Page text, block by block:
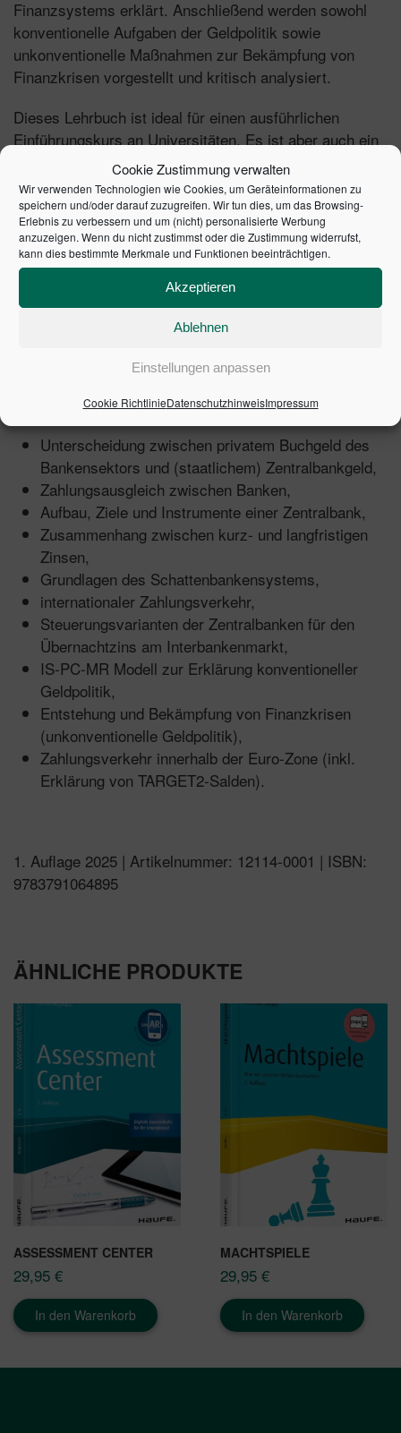
Cookie Zustimmung verwalten
Wir verwenden Technologien wie Cookies, um Geräteinformationen zu
speichern und/oder darauf zuzugreifen. Wir tun dies, um das Browsing-
Erlebnis zu verbessern und um (nicht) personalisierte Werbung
anzuzeigen. Wenn du nicht zustimmst oder die Zustimmung widerrufst,
kann dies bestimmte Merkmale und Funktionen beeinträchtigen.
Akzeptieren
Ablehnen
Einstellungen anpassen
Cookie RichtlinieDatenschutzhinweisImpressum
Finanzsystems erklärt. Anschließend werden sowohl
konventionelle Aufgaben der Geldpolitik sowie
unkonventionelle Maßnahmen zur Bekämpfung von
Finanzkrisen vorgestellt und kritisch analysiert.
Dieses Lehrbuch ist ideal für einen ausführlichen
Einführungskurs an Universitäten. Es ist aber auch ein
wertvolles Hilfsmittel für Fachleute aus dem
Finanzsektor oder dem öffentlichen Sektor, die ihr
Verständnis von Geldbeziehungen vertiefen möchten.
Durch zahlreiche Bezüge zu aktuellen Ereignissen wird
die Theorie greifbar und lebensnah dargestellt. So hilft
das Buch, die Lücke zwischen akademischer Theorie
und praktischer Anwendung zu schließen. Auf der
Homepage des Autors sind ergänzende
Die Themen:
Unterscheidung zwischen privatem Buchgeld des
Bankensektors und (staatlichem) Zentralbankgeld,
Zahlungsausgleich zwischen Banken,
Aufbau, Ziele und Instrumente einer Zentralbank,
Zusammenhang zwischen kurz- und langfristigen
Zinsen,
Grundlagen des Schattenbankensystems,
internationaler Zahlungsverkehr,
Steuerungsvarianten der Zentralbanken für den
Übernachtzins am Interbankenmarkt,
IS-PC-MR Modell zur Erklärung konventioneller
Geldpolitik,
Entstehung und Bekämpfung von Finanzkrisen
(unkonventionelle Geldpolitik),
Zahlungsverkehr innerhalb der Euro-Zone (inkl.
Erklärung von TARGET2-Salden).
1. Auflage 2025 | Artikelnummer: 12114-0001 | ISBN:
9783791064895
ÄHNLICHE PRODUKTE
ASSESSMENT CENTER
29,95 €
In den Warenkorb
MACHTSPIELE
29,95 €
In den Warenkorb